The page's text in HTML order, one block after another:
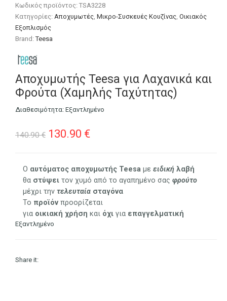
Κωδικός προϊόντος:TSA3228
Κατηγορίες:Αποχυμωτές,Μικρο-Συσκευές Κουζίνας,Οικιακός
Εξοπλισμός
Brand:Teesa
Αποχυμωτής Teesa για Λαχανικά και
Φρούτα (Χαμηλής Ταχύτητας)
Διαθεσιμότητα:Εξαντλημένο
140.90€ Original
was:
140.90 €.
130.90 €Η
τιμή
είναι:
130.90 €.
Ο αυτόματος αποχυμωτής Teesaμεειδική λαβή
θα στύψει τον χυμό από το αγαπημένο σαςφρούτο
μέχρι τηντελευταία σταγόνα
Το προϊόν προορίζεται
για οικιακή χρήση και όχι για επαγγελματική
Εξαντλημένο
Share it: